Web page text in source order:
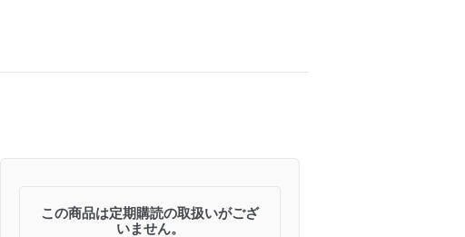
この商品は定期購読の取扱いがござ
いません。